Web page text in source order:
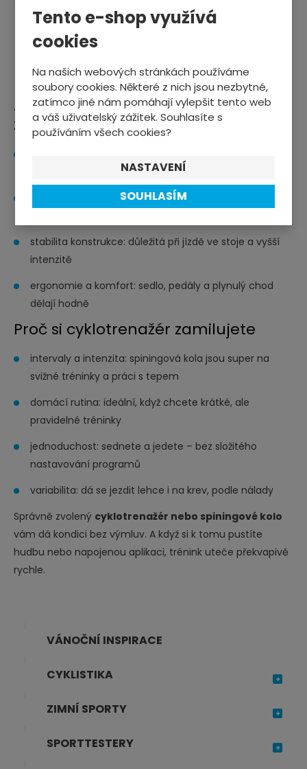
Tento e-shop využívá
cookies
Na našich webových stránkách používáme
soubory cookies. Některé z nich jsou nezbytné,
zatímco jiné nám pomáhají vylepšit tento web
a váš uživatelský zážitek. Souhlasíte s
používáním všech cookies?
NASTAVENÍ
SOUHLASÍM
n
p
o
č
e
ZOBRAZIT VÍCE PRODUKTŮ
Jak vybrat cyklotrenažér podle
zátěže a posedu
rozsah zátěže: čím širší, tím víc možností tréninku (od
stabilita konstrukce: důležitá při jízdě ve stoje a vyšší
intenzitě
ergonomie a komfort: sedlo, pedály a plynulý chod
dělají hodně
Proč si cyklotrenažér zamilujete
intervaly a intenzita: spiningová kola jsou super na
svižné tréninky a práci s tepem
domácí rutina: ideální, když chcete krátké, ale
pravidelné tréninky
jednoduchost: sednete a jedete – bez složitého
nastavování programů
variabilita: dá se jezdit lehce i na krev, podle nálady
Správně zvolený cyklotrenažér nebo spiningové kolo
vám dá kondici bez výmluv. A když si k tomu pustíte
hudbu nebo napojenou aplikaci, trénink uteče překvapivě
rychle.
VÁNOČNÍ INSPIRACE
CYKLISTIKA
ZIMNÍ SPORTY
SPORTTESTERY